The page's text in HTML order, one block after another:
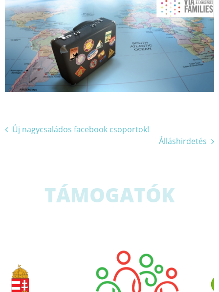
Bejegyzés
Új nagycsaládos facebook csoportok!
Álláshirdetés
TÁMOGATÓK